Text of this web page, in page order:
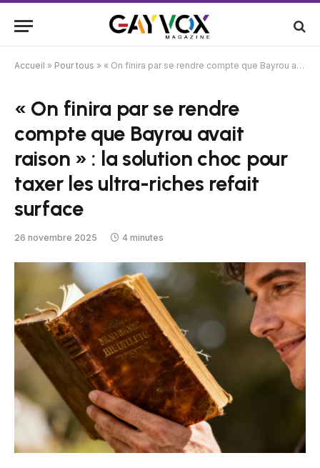
Accueil » Pour tous » « On finira par se rendre compte que Bayrou avait raison » : la solution choc pour taxer les ultra-riches refait surface
« On finira par se rendre
compte que Bayrou avait
raison » : la solution choc pour
taxer les ultra-riches refait
surface
26 novembre 2025 4 minutes